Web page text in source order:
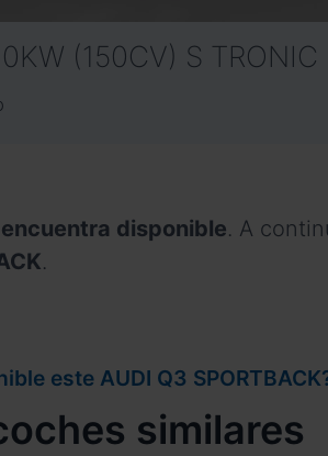
(150CV) S TRONIC
disponible. A
.
este AUDI Q3
similares